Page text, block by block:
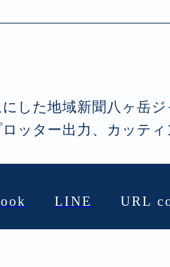
した地域新聞八ヶ岳
ッター出力、カッテ
LINE URL